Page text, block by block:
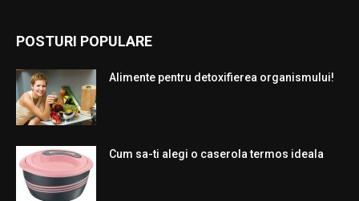
POSTURI POPULARE
Alimente pentru detoxifierea organismului!
Cum sa-ti alegi o caserola termos ideala